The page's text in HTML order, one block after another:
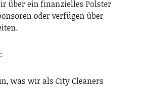
über ein finanzielles Polster
oder verfügen über
was wir als City Cleaners